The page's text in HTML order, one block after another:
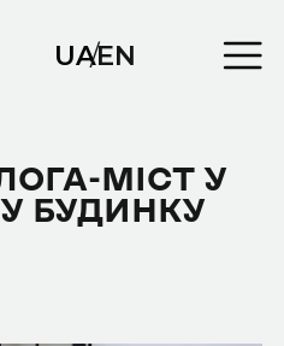
UAEN
/
МІСТ У
БУДИНКУ